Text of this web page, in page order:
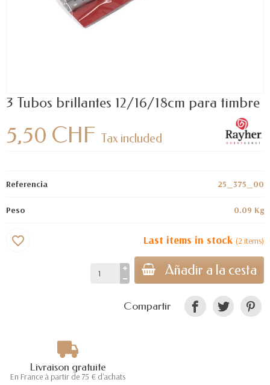
3 Tubos brillantes 12/16/18cm para timbre
5,50 CHF Tax included
Referencia 25_375_00
Peso 0.09 Kg
Last items in stock (2 items)
Añadir a la cesta
favorite_border
Compartir
Livraison gratuite
En France à partir de 75 € d'achats